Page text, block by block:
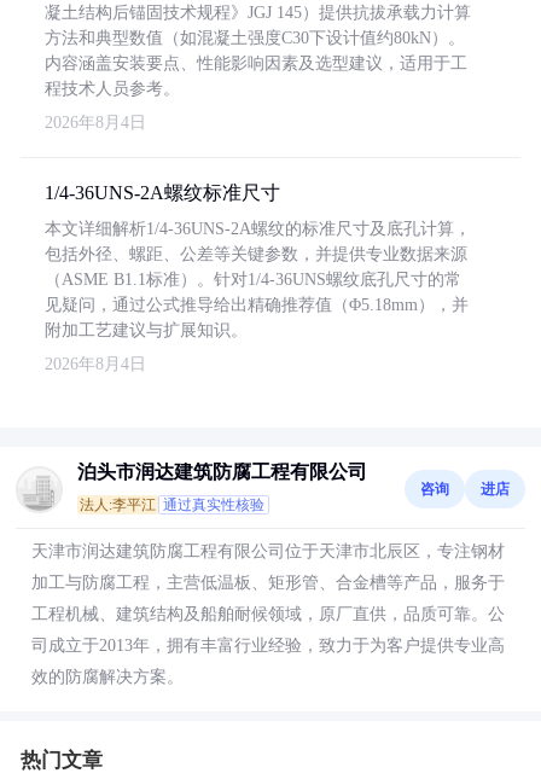
凝土结构后锚固技术规程》JGJ 145）提供抗拔承载力计算
方法和典型数值（如混凝土强度C30下设计值约80kN）。
内容涵盖安装要点、性能影响因素及选型建议，适用于工
程技术人员参考。
2026年8月4日
1/4-36UNS-2A螺纹标准尺寸
本文详细解析1/4-36UNS-2A螺纹的标准尺寸及底孔计算，
包括外径、螺距、公差等关键参数，并提供专业数据来源
（ASME B1.1标准）。针对1/4-36UNS螺纹底孔尺寸的常
见疑问，通过公式推导给出精确推荐值（Φ5.18mm），并
附加工艺建议与扩展知识。
2026年8月4日
泊头市润达建筑防腐工程有限公司
法人:李平江 通过真实性核验
咨询 进店
天津市润达建筑防腐工程有限公司位于天津市北辰区，专注钢材
加工与防腐工程，主营低温板、矩形管、合金槽等产品，服务于
工程机械、建筑结构及船舶耐候领域，原厂直供，品质可靠。公
司成立于2013年，拥有丰富行业经验，致力于为客户提供专业高
效的防腐解决方案。
热门文章